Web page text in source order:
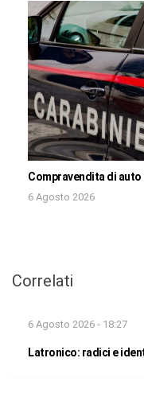
Compravendita di
6 Agosto 2026
Correlati
6 Agosto 2026 - 18:27
Latronico: radici e